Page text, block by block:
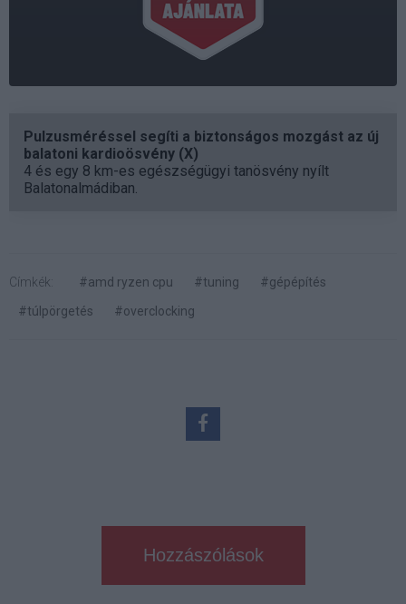
Pulzusméréssel segíti a biztonságos mozgást az új
balatoni kardioösvény (X)
4 és egy 8 km-es egészségügyi tanösvény nyílt
Balatonalmádiban.
Címkék: #amd ryzen cpu #tuning
#gépépítés
#túlpörgetés
#overclocking
Hozzászólások